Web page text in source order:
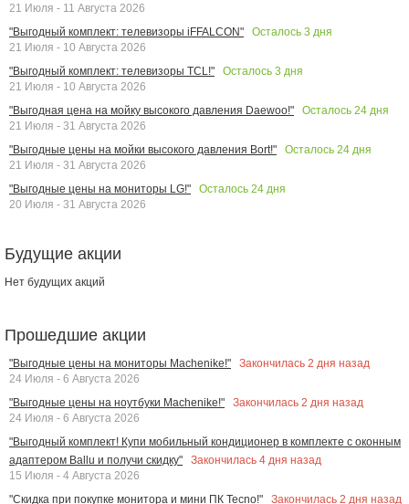
21 Июля - 11 Августа 2026
"Выгодный комплект: телевизоры iFFALCON"
Осталось 3 дня
21 Июля - 10 Августа 2026
"Выгодный комплект: телевизоры TCL!"
Осталось 3 дня
21 Июля - 10 Августа 2026
"Выгодная цена на мойку высокого давления Daewoo!"
Осталось 24 дня
21 Июля - 31 Августа 2026
"Выгодные цены на мойки высокого давления Bort!"
Осталось 24 дня
21 Июля - 31 Августа 2026
"Выгодные цены на мониторы LG!"
Осталось 24 дня
20 Июля - 31 Августа 2026
Будущие акции
Нет будущих акций
Прошедшие акции
"Выгодные цены на мониторы Machenike!" Закончилась 2 дня назад
24 Июля - 6 Августа 2026
"Выгодные цены на ноутбуки Machenike!"
Закончилась 2 дня назад
24 Июля - 6 Августа 2026
"Выгодный комплект! Купи мобильный кондиционер в комплекте с оконным
адаптером Ballu и получи скидку"
Закончилась 4 дня назад
15 Июля - 4 Августа 2026
"Скидка при покупке монитора и мини ПК Tecno!"
Закончилась 2 дня назад